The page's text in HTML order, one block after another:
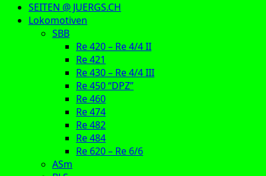
SEITEN @ JUERGS.CH
Lokomotiven
SBB
Re 420 – Re 4/4 II
Re 421
Re 430 – Re 4/4 III
Re 450 “DPZ”
Re 460
Re 474
Re 482
Re 484
Re 620 – Re 6/6
ASm